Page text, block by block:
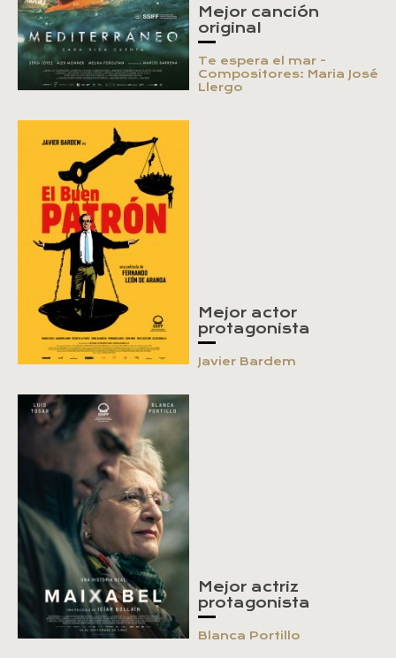
Mejor canción
original
Te espera el mar -
Compositores: Maria José
Llergo
Mejor actor
protagonista
Javier Bardem
Mejor actriz
protagonista
Blanca Portillo